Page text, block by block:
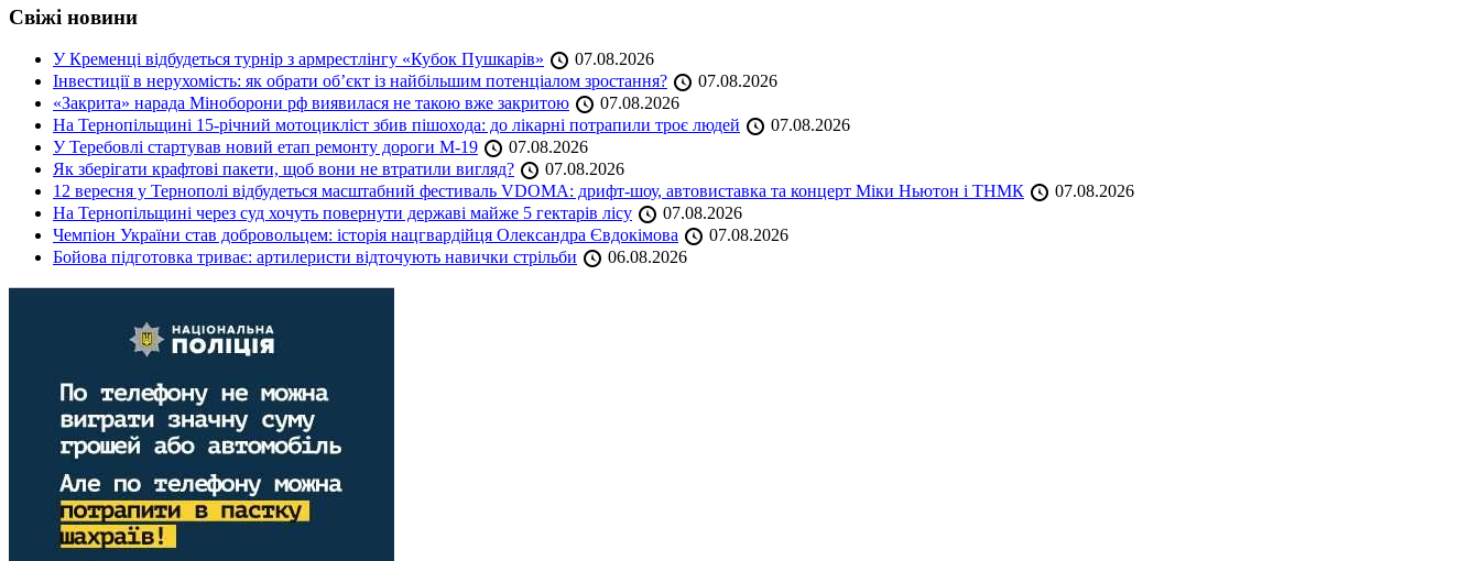
Свіжі новини
У Кременці відбудеться турнір з армрестлінгу «Кубок Пушкарів»
07.08.2026
Інвестиції в нерухомість: як обрати об’єкт із найбільшим потенціалом зростання?
07.08.2026
«Закрита» нарада Міноборони рф виявилася не такою вже закритою
07.08.2026
На Тернопільщині 15-річний мотоцикліст збив пішохода: до лікарні потрапили троє людей
07.08.2026
У Теребовлі стартував новий етап ремонту дороги М-19
07.08.2026
Як зберігати крафтові пакети, щоб вони не втратили вигляд?
07.08.2026
12 вересня у Тернополі відбудеться масштабний фестиваль VDOMA: дрифт-шоу, автовиставка та концерт Міки Ньютон і ТНМК
07.08.2026
На Тернопільщині через суд хочуть повернути державі майже 5 гектарів лісу
07.08.2026
Чемпіон України став добровольцем: історія нацгвардійця Олександра Євдокімова
07.08.2026
Бойова підготовка триває: артилеристи відточують навички стрільби
06.08.2026